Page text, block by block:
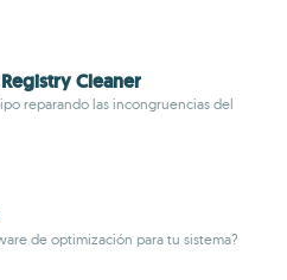
Cleaner
reparando las incongruencias del
de optimización para tu sistema?